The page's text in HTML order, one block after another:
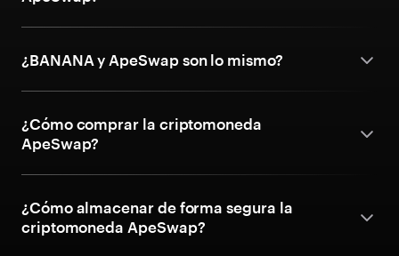
¿BANANA y ApeSwap son lo mismo?
¿Cómo comprar la criptomoneda
ApeSwap?
¿Cómo almacenar de forma segura la
criptomoneda ApeSwap?